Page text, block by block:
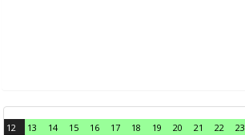
12 13 14 15 16 17 18 19 20 21 22
23